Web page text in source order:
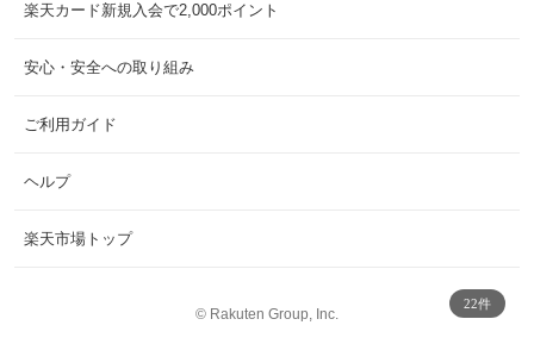
22件
楽天カード新規入会で2,000ポイント
安心・安全への取り組み
ご利用ガイド
ヘルプ
楽天市場トップ
© Rakuten Group, Inc.